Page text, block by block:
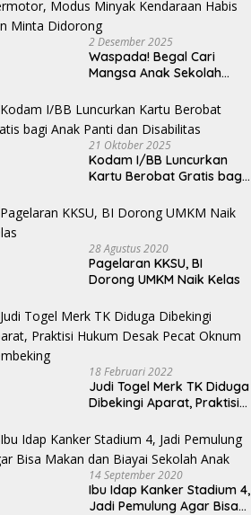
2 Desember 2025
Waspada! Begal Cari
Mangsa Anak Sekolah
Kendaraan Habis dan
Minta Didorong
21 Oktober 2025
Kodam I/BB Luncurkan
Kartu Berobat Gratis bagi
28 Agustus 2020
Pagelaran KKSU, BI
Dorong UMKM Naik Kelas
18 Februari 2022
Judi Togel Merk TK Diduga
Dibekingi Aparat, Praktisi
Oknum Pembeking
14 September 2020
Ibu Idap Kanker Stadium 4,
Jadi Pemulung Agar Bisa